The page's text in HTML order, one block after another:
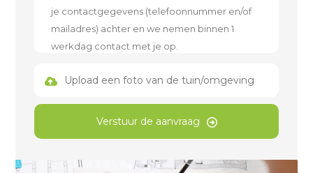
Upload een foto van de tuin/omgeving
Verstuur de aanvraag